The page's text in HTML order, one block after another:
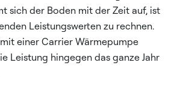
sich der Boden mit der Zeit auf, ist
Leistungswerten zu rechnen.
einer Carrier Wärmepumpe
Leistung hingegen das ganze Jahr